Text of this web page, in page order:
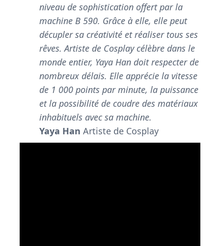
niveau de sophistication offert par la
machine B 590. Grâce à elle, elle peut
décupler sa créativité et réaliser tous ses
rêves. Artiste de Cosplay célèbre dans le
monde entier, Yaya Han doit respecter de
nombreux délais. Elle apprécie la vitesse
de 1 000 points par minute, la puissance
et la possibilité de coudre des matériaux
inhabituels avec sa machine.
Yaya Han Artiste de Cosplay